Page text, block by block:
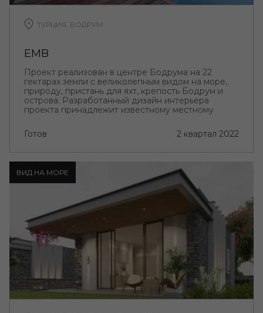
ТУРЦИЯ, БОДРУМ
EMB
Проект реализован в центре Бодрума на 22
гектарах земли с великолепным видом на море,
природу, пристань для яхт, крепость Бодрум и
острова. Разработанный дизайн интерьера
проекта принадлежит известному местному
Готов
2 квартал 2022
ВИД НА МОРЕ